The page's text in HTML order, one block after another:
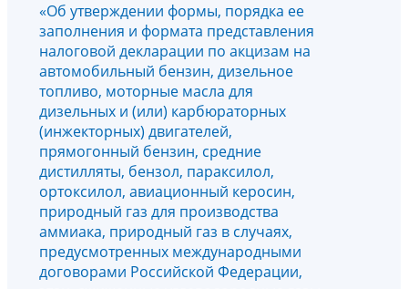
«Об утверждении формы, порядка ее
заполнения и формата представления
налоговой декларации по акцизам на
автомобильный бензин, дизельное
топливо, моторные масла для
дизельных и (или) карбюраторных
(инжекторных) двигателей,
прямогонный бензин, средние
дистилляты, бензол, параксилол,
ортоксилол, авиационный керосин,
природный газ для производства
аммиака, природный газ в случаях,
предусмотренных международными
договорами Российской Федерации,